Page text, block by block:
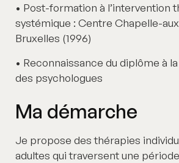
• Post-formation à l’intervention
systémique : Centre Chapelle-
Bruxelles (1996)
• Reconnaissance du diplôme à
des psychologues
Ma démarche
Je propose des thérapies
adultes qui traversent une